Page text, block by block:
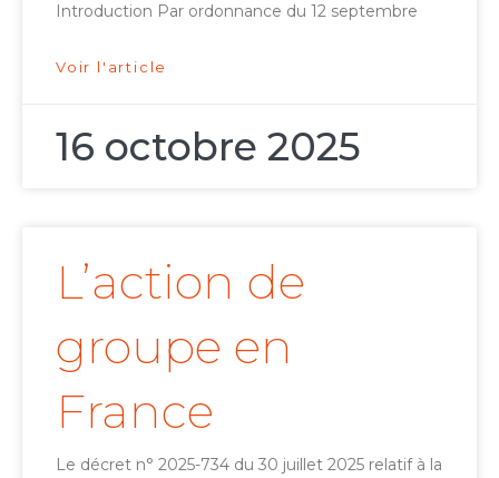
Introduction Par ordonnance du 12 septembre
Voir l'article
16 octobre 2025
L’action de
groupe en
France
Le décret n° 2025-734 du 30 juillet 2025 relatif à la